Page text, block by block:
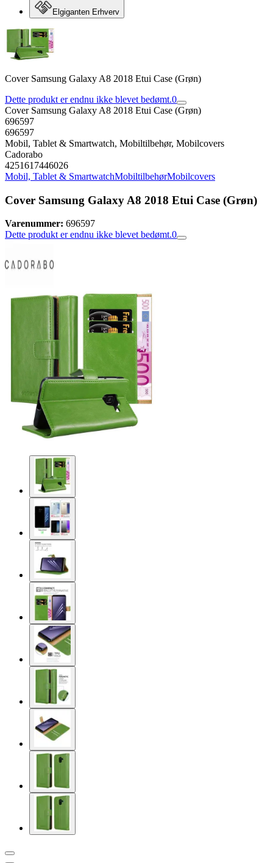
Elgiganten Erhverv
Cover Samsung Galaxy A8 2018 Etui Case (Grøn)
Dette produkt er endnu ikke blevet bedømt.0
Cover Samsung Galaxy A8 2018 Etui Case (Grøn)
696597
696597
Mobil, Tablet & Smartwatch, Mobiltilbehør, Mobilcovers
Cadorabo
4251617446026
Mobil, Tablet & SmartwatchMobiltilbehørMobilcovers
Cover Samsung Galaxy A8 2018 Etui Case (Grøn)
Varenummer: 696597
Dette produkt er endnu ikke blevet bedømt.0